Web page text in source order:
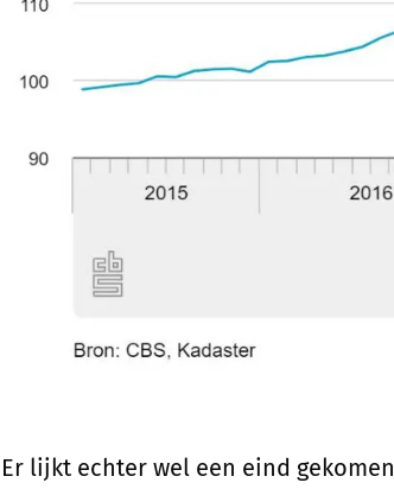
Er lijkt echter wel een eind